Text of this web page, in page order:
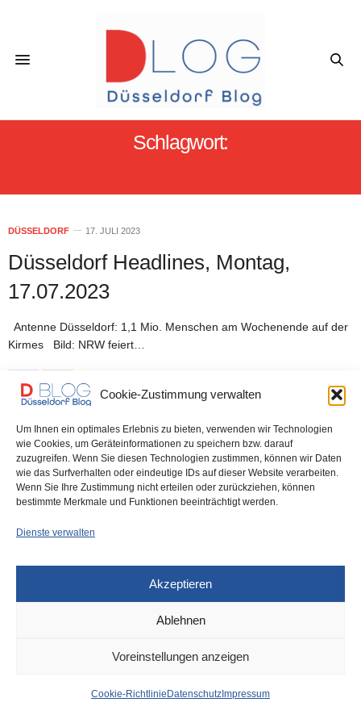
Cookie-Zustimmung verwalten
Um Ihnen ein optimales Erlebnis zu bieten, verwenden wir Technologien
wie Cookies, um Geräteinformationen zu speichern bzw. darauf
zuzugreifen. Wenn Sie diesen Technologien zustimmen, können wir Daten
wie das Surfverhalten oder eindeutige IDs auf dieser Website verarbeiten.
Wenn Sie Ihre Zustimmung nicht erteilen oder zurückziehen, können
bestimmte Merkmale und Funktionen beeinträchtigt werden.
Dienste verwalten
Akzeptieren
Ablehnen
Voreinstellungen anzeigen
Cookie-Richtlinie Datenschutz Impressum
Schlagwort:
DÜSSELDORF 17. JULI 2023
Düsseldorf Headlines, Montag,
17.07.2023
Antenne Düsseldorf: 1,1 Mio. Menschen am Wochenende auf der
Kirmes Bild: NRW feiert…
0 SHARES
IMPRESSUM DATENSCHUTZ COOKIE-RICHTLINIE (EU)